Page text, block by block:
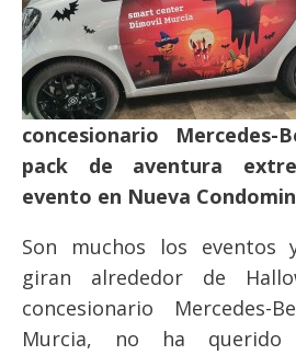
concesionario
pack de aventura
evento en Nueva
Son muchos los eventos
giran alrededor de
concesionario
Murcia, no ha